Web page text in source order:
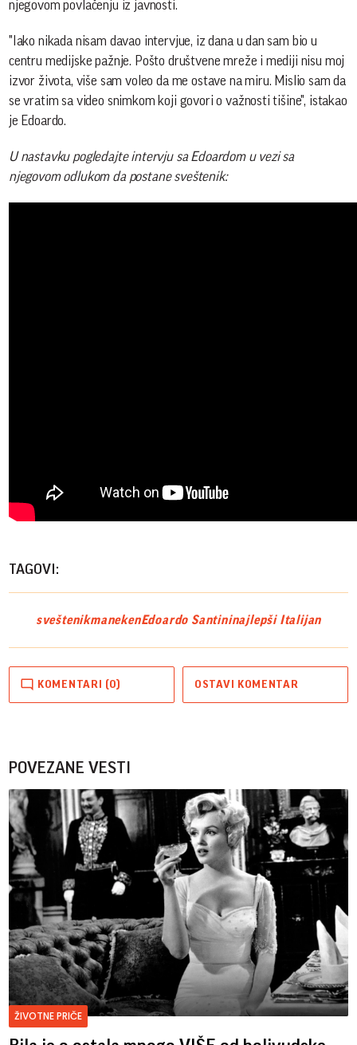
njegovom povlačenju iz javnosti.
"Iako nikada nisam davao intervjue, iz dana u dan sam bio u
centru medijske pažnje. Pošto društvene mreže i mediji nisu moj
izvor života, više sam voleo da me ostave na miru. Mislio sam da
se vratim sa video snimkom koji govori o važnosti tišine", istakao
je Edoardo.
U nastavku pogledajte intervju sa Edoardom u vezi sa
njegovom odlukom da postane sveštenik:
TAGOVI:
sveštenikmanekenEdoardo Santininajlepši Italijan
KOMENTARI (0) OSTAVI KOMENTAR
POVEZANE VESTI
ŽIVOTNE PRIČE